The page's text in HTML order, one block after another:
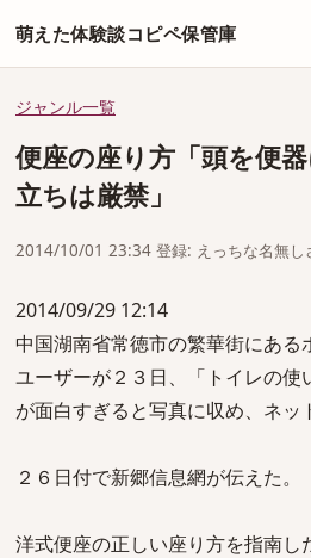
萌えた体験談コピペ保管庫
ジャンル一覧
便座の座り方「頭を便
立ちは厳禁」
2014/10/01 23:34 登録: えっちな名無し
2014/09/29 12:14
中国湖南省常徳市の繁華街にある
ユーザーが２３日、「トイレの使
が面白すぎると写真に収め、ネッ
２６日付で新郷信息網が伝えた。
洋式便座の正しい座り方を指南し